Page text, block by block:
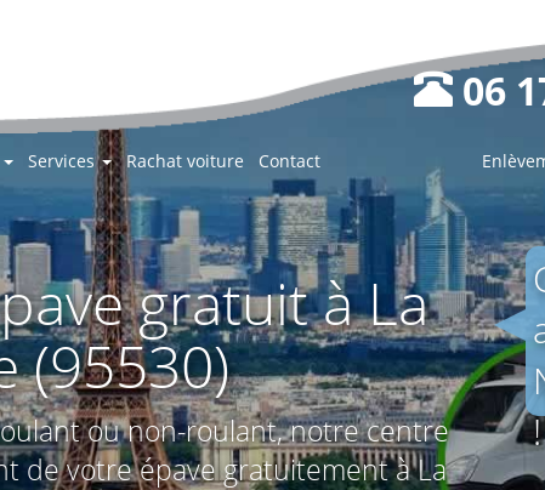
06
Services Rachat voiture Contact
gratuit à La
(95530)
ou non-roulant, notre centre
de votre épave gratuitement à La
!